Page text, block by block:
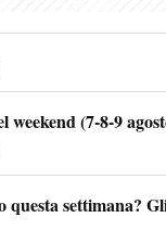
weekend (7-8-9
questa settimana?